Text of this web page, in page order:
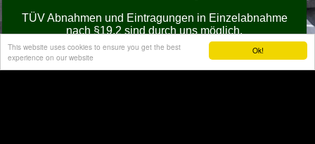
Ok!
This website uses cookies to ensure you get the best
experience on our website
TÜV Abnahmen und Eintragungen in Einzelabnahme
nach §19.2 sind durch uns möglich.
Nutzen Sie unsere Erfahrungen und unser know how,
dasPASST!